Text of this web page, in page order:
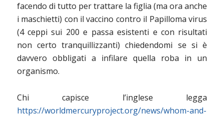
facendo di tutto per trattare la figlia (ma ora anche
i maschietti) con il vaccino contro il Papilloma virus
(4 ceppi sui 200 e passa esistenti e con risultati
non certo tranquillizzanti) chiedendomi se si è
davvero obbligati a infilare quella roba in un
organismo.
Chi capisce l’inglese legga
https://worldmercuryproject.org/news/whom-and-